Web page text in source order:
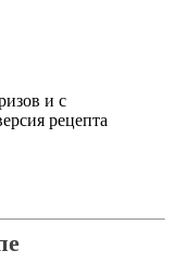
и с
рецепта